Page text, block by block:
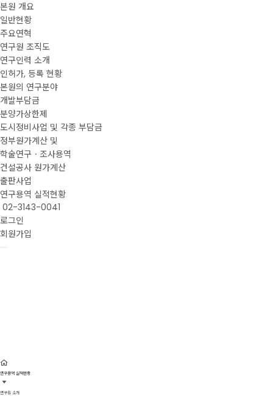
본원 개요
일반현황
주요연혁
연구원 조직도
연구인력 소개
인허가, 등록 현황
본원의 연구분야
개발부담금
분양가상한제
도시정비사업 및 각종 부담금
정부원가계산 및
학술연구ㆍ조사용역
건설공사 원가계산
출판사업
연구용역 실적현황
02-3143-0041
로그인
회원가입
연구용역 실적현황
연구원 소개